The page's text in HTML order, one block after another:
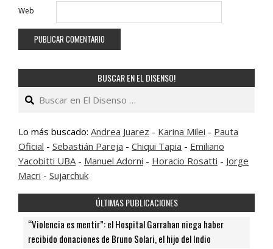
Web
BUSCAR EN EL DISENSO!
Buscar
Lo más buscado: Andrea Juarez - Karina Milei - Pauta
Oficial - Sebastián Pareja - Chiqui Tapia - Emiliano
Yacobitti UBA - Manuel Adorni - Horacio Rosatti - Jorge
Macri - Sujarchuk
ÚLTIMAS PUBLICACIONES
“Violencia es mentir”: el Hospital Garrahan niega haber
recibido donaciones de Bruno Solari, el hijo del Indio